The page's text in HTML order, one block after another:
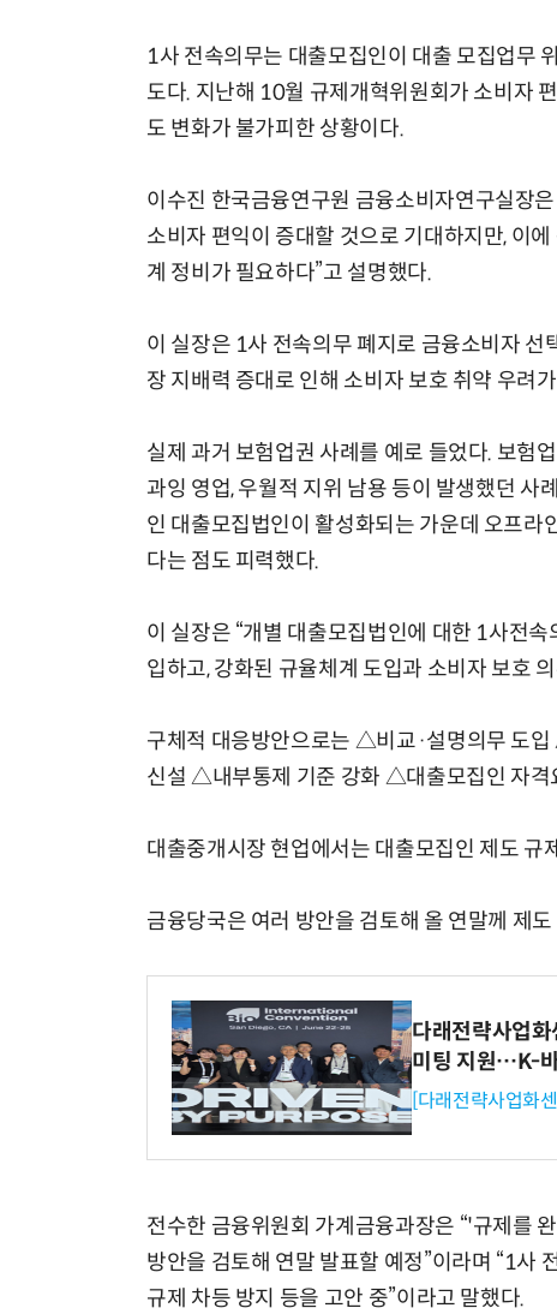
1사 전속의무는 대출모집인이 대출 모집업무
도다. 지난해 10월 규제개혁위원회가 소비자
도 변화가 불가피한 상황이다.
이수진 한국금융연구원 금융소비자연구실장
소비자 편익이 증대할 것으로 기대하지만, 이
계 정비가 필요하다”고 설명했다.
이 실장은 1사 전속의무 폐지로 금융소비자 선
장 지배력 증대로 인해 소비자 보호 취약 우려
실제 과거 보험업권 사례를 예로 들었다. 보험
과잉 영업, 우월적 지위 남용 등이 발생했던 사
인 대출모집법인이 활성화되는 가운데 오프라
다는 점도 피력했다.
이 실장은 “개별 대출모집법인에 대한 1사전
입하고, 강화된 규율체계 도입과 소비자 보호
구체적 대응방안으로는 △비교·설명의무 도
신설 △내부통제 기준 강화 △대출모집인 자격
대출중개시장 현업에서는 대출모집인 제도 규
금융당국은 여러 방안을 검토해 올 연말께 제
다래전략사업
미팅 지원…K-
[다래전략사업화
전수한 금융위원회 가계금융과장은 “'규제를
방안을 검토해 연말 발표할 예정”이라며 “1사
규제 차등 방지 등을 고안 중”이라고 말했다.